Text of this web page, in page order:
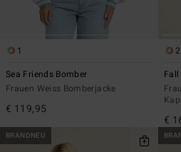
1
Sea Friends Bomber
Frauen Weiss Bomberjacke
€ 119,95
2
€
BRANDNEU